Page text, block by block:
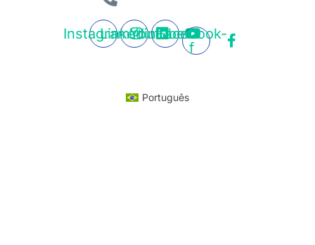
Instagram
LinkedinYoutubeFacebook-
f
Português